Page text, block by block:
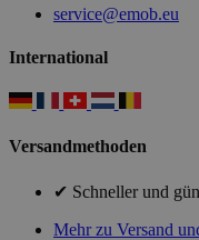
service@emob.eu
International
Versandmethoden
✔ Schneller und
Mehr zu Versand